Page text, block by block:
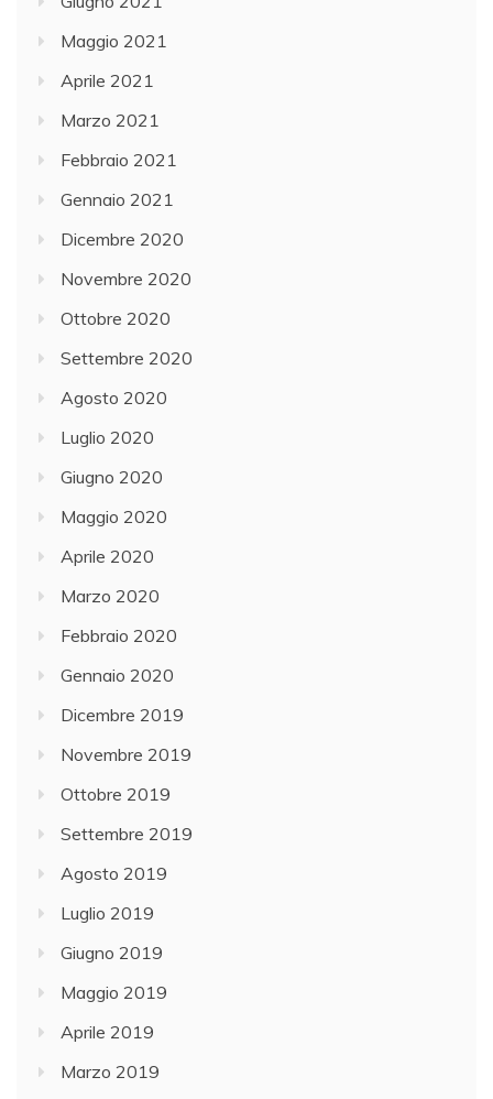
Maggio 2021
Aprile 2021
Marzo 2021
Febbraio 2021
Gennaio 2021
Dicembre 2020
Novembre 2020
Ottobre 2020
Settembre 2020
Agosto 2020
Luglio 2020
Giugno 2020
Maggio 2020
Aprile 2020
Marzo 2020
Febbraio 2020
Gennaio 2020
Dicembre 2019
Novembre 2019
Ottobre 2019
Settembre 2019
Agosto 2019
Luglio 2019
Giugno 2019
Maggio 2019
Aprile 2019
Marzo 2019